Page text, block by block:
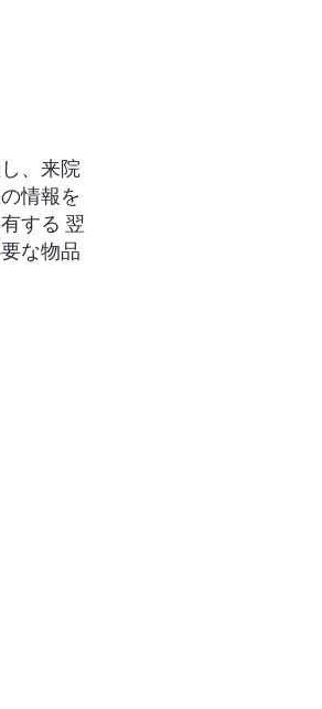
、来院
情報を
する 翌
な物品